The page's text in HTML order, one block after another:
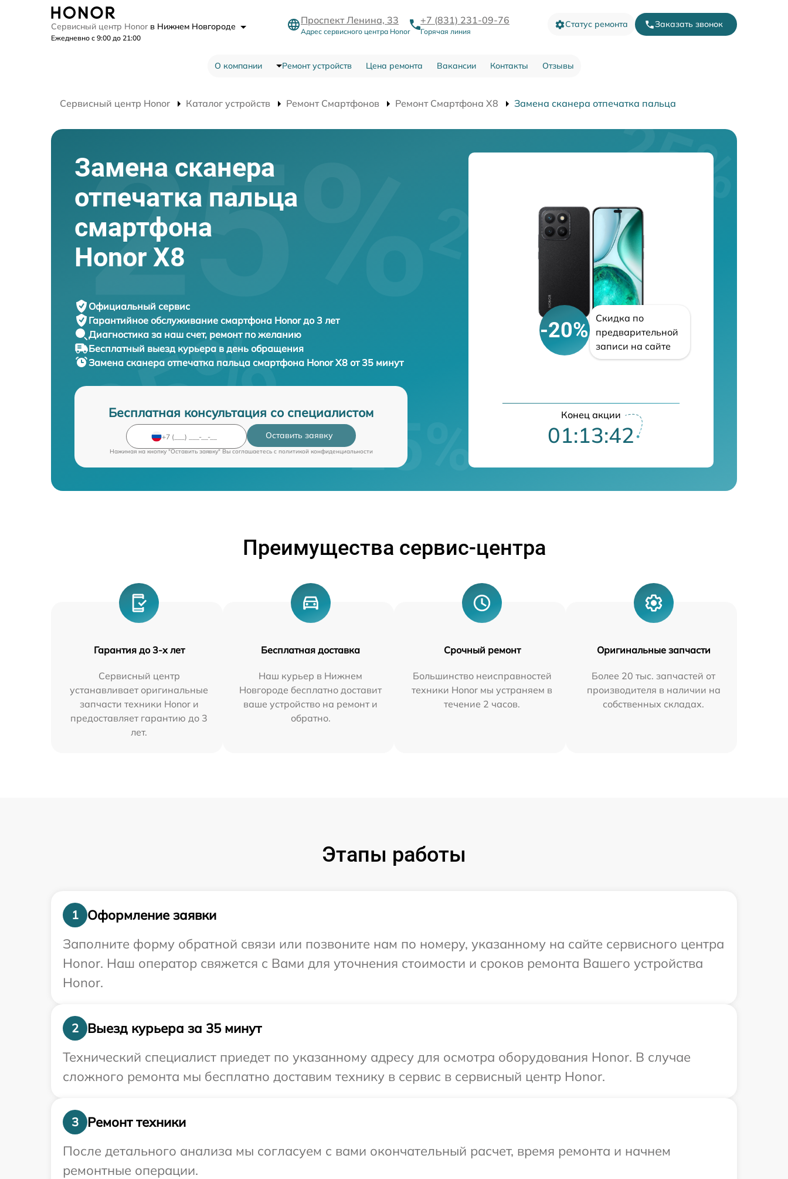
Сервисный центр Honor в Нижнем Новгороде
Ежедневно с 9:00 до 21:00
Проспект Ленина, 33
Адрес сервисного центра Honor
+7 (831) 231-09-76
Горячая линия
Статус ремонта Заказать звонок
О компании Ремонт устройств Цена ремонта Вакансии Контакты Отзывы
Сервисный центр Honor Каталог устройств Ремонт Смартфонов Ремонт Смартфона X8 Замена сканера отпечатка пальца
Замена сканера
отпечатка пальца
смартфона
Honor X8
Официальный сервис
Гарантийное обслуживание смартфона Honor до 3 лет
Диагностика за наш счет, ремонт по желанию
Бесплатный выезд курьера в день обращения
Замена сканера отпечатка пальца смартфона Honor X8 от 35 минут
Бесплатная консультация со специалистом
Оставить заявку
Нажимая на кнопку "Оставить заявку" Вы соглашаетесь c политикой конфиденциальности
-20%
Скидка по
предварительной
записи на сайте
Конец акции
01:13:41
Преимущества сервис-центра
Гарантия до 3-х лет
Сервисный центр
устанавливает оригинальные
запчасти техники Honor и
предоставляет гарантию до 3
лет.
Бесплатная доставка
Наш курьер в Нижнем
Новгороде бесплатно доставит
ваше устройство на ремонт и
обратно.
Срочный ремонт
Большинство неисправностей
техники Honor мы устраняем в
течение 2 часов.
Оригинальные запчасти
Более 20 тыс. запчастей от
производителя в наличии на
собственных складах.
Этапы работы
1
Оформление заявки
Заполните форму обратной связи или позвоните нам по номеру, указанному на сайте сервисного центра
Honor. Наш оператор свяжется с Вами для уточнения стоимости и сроков ремонта Вашего устройства
Honor.
2
Выезд курьера за 35 минут
Технический специалист приедет по указанному адресу для осмотра оборудования Honor. В случае
сложного ремонта мы бесплатно доставим технику в сервис в сервисный центр Honor.
3
Ремонт техники
После детального анализа мы согласуем с вами окончательный расчет, время ремонта и начнем
ремонтные операции.